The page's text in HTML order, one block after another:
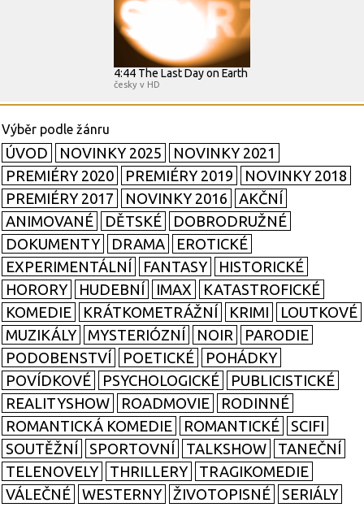
4:44 The Last Day on Earth
česky v HD
ÚVOD NOVINKY 2025
NOVINKY 2021
PREMIÉRY 2020
PREMIÉRY 2019
NOVINKY 2018
PREMIÉRY 2017
NOVINKY 2016
AKČNÍ
ANIMOVANÉ
DĚTSKÉ
DOBRODRUŽNÉ
DOKUMENTY
DRAMA
EROTICKÉ
EXPERIMENTÁLNÍ
FANTASY
HISTORICKÉ
HORORY
HUDEBNÍ IMAX
KATASTROFICKÉ
KOMEDIE
KRÁTKOMETRÁŽNÍ KRIMI
LOUTKOVÉ
MUZIKÁLY
MYSTERIÓZNÍ NOIR
PARODIE
PODOBENSTVÍ
POETICKÉ
POHÁDKY
POVÍDKOVÉ
PSYCHOLOGICKÉ
PUBLICISTICKÉ
REALITYSHOW
ROADMOVIE
RODINNÉ
ROMANTICKÁ KOMEDIE
ROMANTICKÉ
SCIFI
SOUTĚŽNÍ
SPORTOVNÍ TALKSHOW
TANEČNÍ
TELENOVELY
THRILLERY
TRAGIKOMEDIE
VÁLEČNÉ
WESTERNY ŽIVOTOPISNÉ SERIÁLY